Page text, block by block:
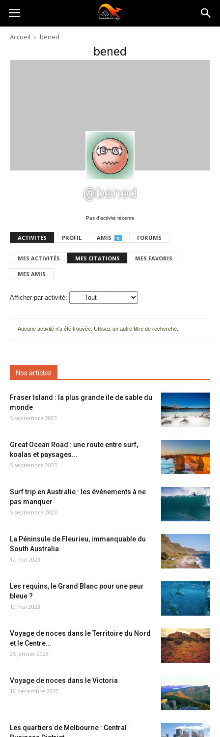
Australia-
australie.com
Accueil bened
bened
@bened
Pas d’activité récente
ACTIVITÉS PROFIL AMIS 0 FORUMS
MES ACTIVITÉS MES CITATIONS MES FAVORIS
MES AMIS
Afficher par activité:
Aucune activité n'a été trouvée. Utilisez un autre filtre de recherche.
Nos articles
Fraser Island : la plus grande île de sable du
monde
5 septembre 2023
Great Ocean Road : une route entre surf,
koalas et paysages...
5 septembre 2023
Surf trip en Australie : les événements à ne
pas manquer
5 septembre 2023
La Péninsule de Fleurieu, immanquable du
South Australia
12 mai 2023
Les requins, le Grand Blanc pour une peur
bleue ?
10 mai 2023
Voyage de noces dans le Territoire du Nord
et le Centre...
25 janvier 2023
Voyage de noces dans le Victoria
19 décembre 2022
Les quartiers de Melbourne : Central